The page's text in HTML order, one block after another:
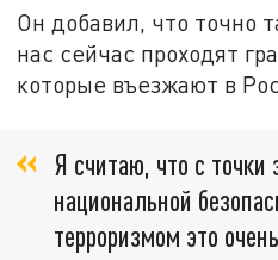
Он добавил, что точно
нас сейчас проходят
которые въезжают в
Я считаю, что с точки
национальной
терроризмом это